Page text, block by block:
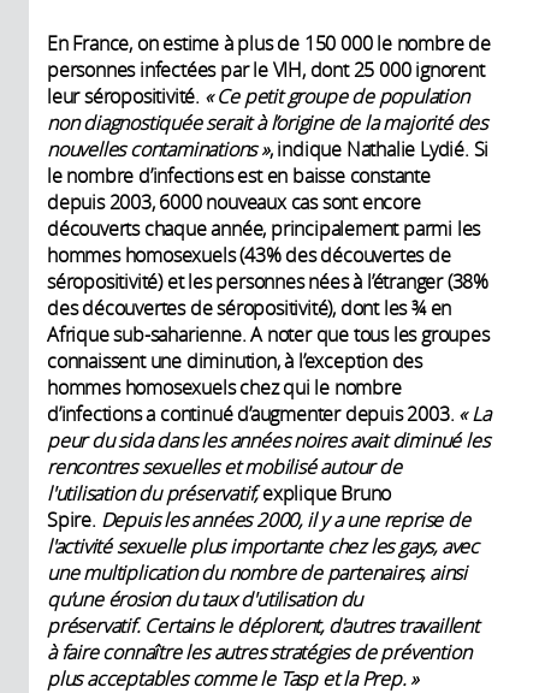
En France, on estime à plus de 150 000 le nombre de
personnes infectées par le VIH, dont 25 000 ignorent
leur séropositivité. « Ce petit groupe de population
non diagnostiquée serait à l’origine de la majorité des
nouvelles contaminations », indique Nathalie Lydié. Si
le nombre d’infections est en baisse constante
depuis 2003, 6000 nouveaux cas sont encore
découverts chaque année, principalement parmi les
hommes homosexuels (43% des découvertes de
séropositivité) et les personnes nées à l’étranger (38%
des découvertes de séropositivité), dont les ¾ en
Afrique sub-saharienne. A noter que tous les groupes
connaissent une diminution, à l’exception des
hommes homosexuels chez qui le nombre
d’infections a continué d’augmenter depuis 2003. « La
peur du sida dans les années noires avait diminué les
rencontres sexuelles et mobilisé autour de
l'utilisation du préservatif,explique Bruno
Spire. Depuis les années 2000, il y a une reprise de
l'activité sexuelle plus importante chez les gays, avec
une multiplication du nombre de partenaires, ainsi
qu’une érosion du taux d'utilisation du
préservatif. Certains le déplorent, d'autres travaillent
à faire connaître les autres stratégies de prévention
plus acceptables comme le Tasp et la Prep. »